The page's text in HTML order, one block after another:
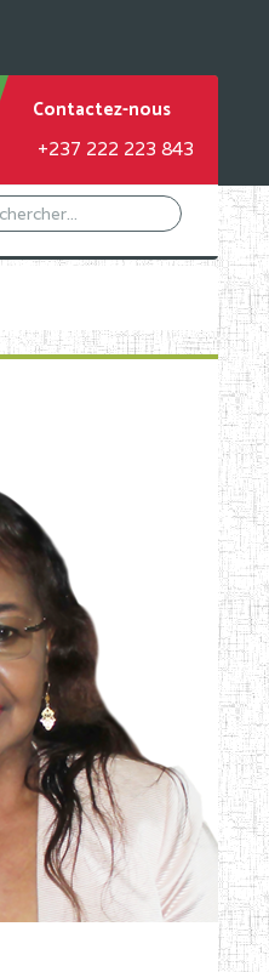
Contactez-nous
+237 222 223 843